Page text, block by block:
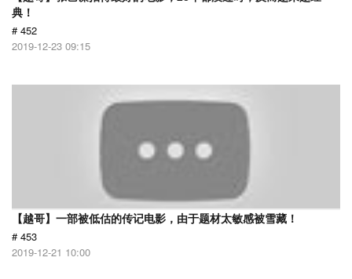
典！
# 452
2019-12-23 09:15
【越哥】一部被低估的传记电影，由于题材太敏感被雪藏！
# 453
2019-12-21 10:00